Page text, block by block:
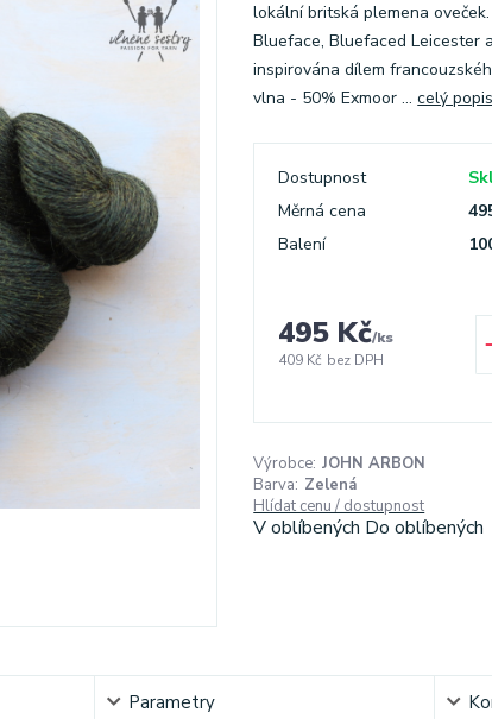
lokální britská plemena
Blueface, Bluefaced Leicester
inspirována dílem
vlna - 50% Exmoor ...celý popis
Dostupnost
Měrná cena
Balení
495 Kč/ks
409 Kč bez DPH
Výrobce: JOHN ARBON
Barva: Zelená
Hlídat cenu / dostupnost
V oblíbených Do oblíbených
Parametry